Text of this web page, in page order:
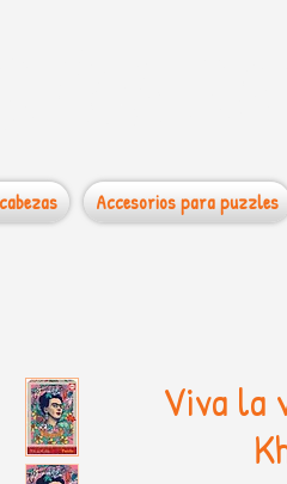
Accesorios para puzzles
Viva la